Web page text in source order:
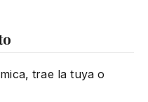
trae la tuya o